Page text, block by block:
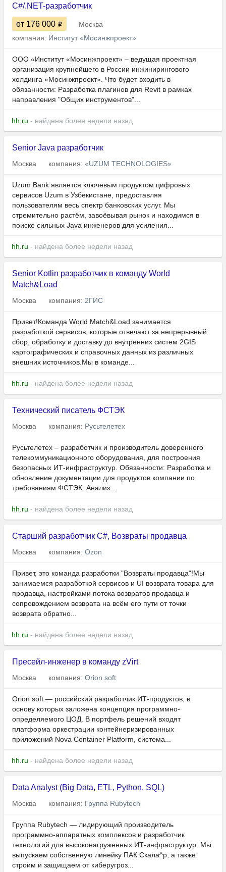
C#/.NET-разработчик
от 176 000
Москва
компания: Институт «Мосинжпроект»
ООО «Институт «Мосинжпроект» – ведущая проектная
организация крупнейшего в России инжинирингового
холдинга «Мосинжпроект». Что будет входить в
обязанности: Разработка плагинов для Revit в рамках
направления "Общих инструментов"...
hh.ru - найдена более недели назад
Senior Java разработчик
Москва компания: «UZUM TECHNOLOGIES»
Uzum Bank является ключевым продуктом цифровых
сервисов Uzum в Узбекистане, предоставляя
пользователям весь спектр банковских услуг. Мы
стремительно растём, завоёвывая рынок и находимся в
поиске сильных Java инженеров для усиления...
hh.ru - найдена более недели назад
Senior Kotlin разработчик в команду World
Match&Load
Москва компания: 2ГИС
Привет!Команда World Match&Load занимается
разработкой сервисов, которые отвечают за непрерывный
сбор, обработку и доставку до внутренних систем 2GIS
картографических и справочных данных из различных
внешних источников.Мы в команде...
hh.ru - найдена более недели назад
Технический писатель ФСТЭК
Москва компания: Русьтелетех
Русьтелетех – разработчик и производитель доверенного
телекоммуникационного оборудования, для построения
безопасных ИТ-инфраструктур. Обязанности: Разработка и
обновление документации для продуктов компании по
требованиям ФСТЭК. Анализ...
hh.ru - найдена более недели назад
Старший разработчик C#, Возвраты продавца
Москва компания: Ozon
Привет, это команда разработки "Возвраты продавца"!Мы
занимаемся разработкой сервисов и UI возврата товара для
продавца, настройками потока возвратов продавца и
сопровождением возврата на всём его пути от точки
возврата обратно...
hh.ru - найдена более недели назад
Пресейл-инженер в команду zVirt
Москва компания: Orion soft
Orion soft — российский разработчик ИТ-продуктов, в
основу которых заложена концепция программно-
определяемого ЦОД. В портфель решений входят
платформа оркестрации контейнеризированных
приложений Nova Container Platform, система...
hh.ru - найдена более недели назад
Data Analyst (Big Data, ETL, Python, SQL)
Москва компания: Группа Rubytech
Группа Rubytech — лидирующий производитель
программно-аппаратных комплексов и разработчик
технологий для высоконагруженных ИТ-инфраструктур. Мы
выпускаем собственную линейку ПАК Скала^р, а также
строим и защищаем от киберугроз...